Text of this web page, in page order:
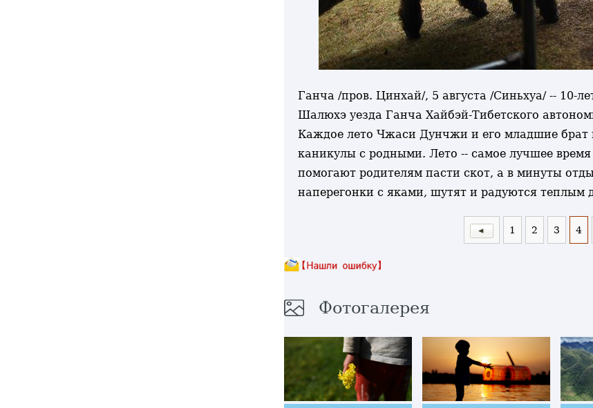
Ганча /пров. Цинхай/, 5 августа /Синьхуа/ -- 10-
Шалюхэ уезда Ганча Хайбэй-Тибетского
Каждое лето Чжаси Дунчжи и его младшие брат
каникулы с родными. Лето -- самое лучшее
помогают родителям пасти скот, а в минуты
наперегонки с яками, шутят и радуются
1 2 3 4
Фотогалерея